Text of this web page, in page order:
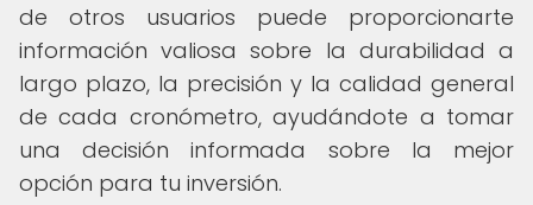
de otros usuarios puede proporcionarte
información valiosa sobre la durabilidad a
largo plazo, la precisión y la calidad general
de cada cronómetro, ayudándote a tomar
una decisión informada sobre la mejor
opción para tu inversión.